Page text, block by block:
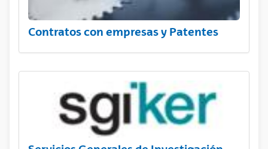
Contratos con empresas y Patentes